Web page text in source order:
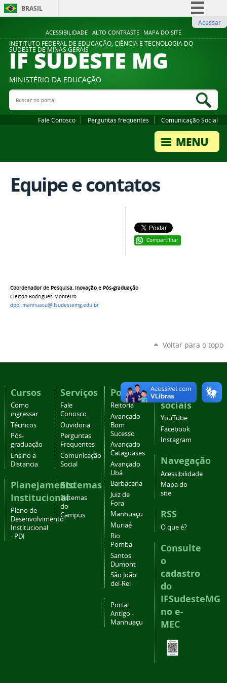
ACESSIBILIDADE ALTO CONTRASTE MAPA DO SITE
BRASIL
Comunica BR
Participe
Legislação
Acessar
INSTITUTO FEDERAL DE EDUCAÇÃO, CIÊNCIA E TECNOLOGIA DO
SUDESTE DE MINAS GERAIS
IF SUDESTE MG
MINISTÉRIO DA EDUCAÇÃO
Buscar no portal
Fale Conosco Perguntas frequentes Comunicação Social
Equipe e contatos
Compartilhar
Coordenador de Pesquisa, Inovação e Pós-graduação
Cleiton Rodrigues Monteiro
dppi.manhuacu@ifsudestemg.edu.br
Voltar para o topo
Cursos
Como
ingressar
Técnicos
Pós-
graduação
Ensino a
Distancia
Planejamento
Institucional
Plano de
Desenvolvimento
Institucional
- PDI
Serviços
Fale
Conosco
Ouvidoria
Perguntas
Frequentes
Comunicação
Social
Sistemas
Sistemas
do
Campus
Portais
Reitoria
Avançado
Bom
Sucesso
Avançado
Cataguases
Avançado
Ubá
Barbacena
Juiz de
Fora
Manhuaçu
Muriaé
Rio
Pomba
Santos
Dumont
São João
del-Rei
Portal
Antigo -
Manhuaçu
Redes
sociais
YouTube
Facebook
Instagram
Navegação
Acessibilidade
Mapa do
site
RSS
O que é?
Consulte
o
cadastro
do
IFSudesteMG
no e-
MEC